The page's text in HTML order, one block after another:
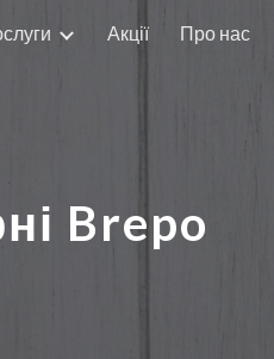
Skip to navigation
Акції Про нас
Brepo